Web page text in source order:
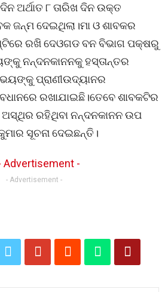
ଅର୍ଥାତ ୮ ତାରିଖ ଦିନ ଉକ୍ତ
ଜନ୍ମ ଦେଇଥିଲା।ମା ଓ ଶାବକର
ରଖି ଦେଓଗଡ ବନ ବିଭାଗ ପକ୍ଷରୁ
ନନ୍ଦନକାନନକୁ ହସ୍ତାନ୍ତର
ପ୍ରାଣୀଉଦ୍ୟାନର
ରଖାଯାଇଛି।ତେବେ ଶାବକଟିର
ଅସ୍ଥିର ରହିଥିବା ନନ୍ଦନକାନନ ଉପ
ସୂଚନା ଦେଇଛନ୍ତି।
- Advertisement -